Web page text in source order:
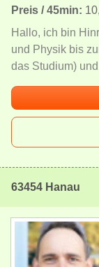
Preis / 45min:
Hallo, ich bin
und Physik bis
das Studium)
63454 Hanau